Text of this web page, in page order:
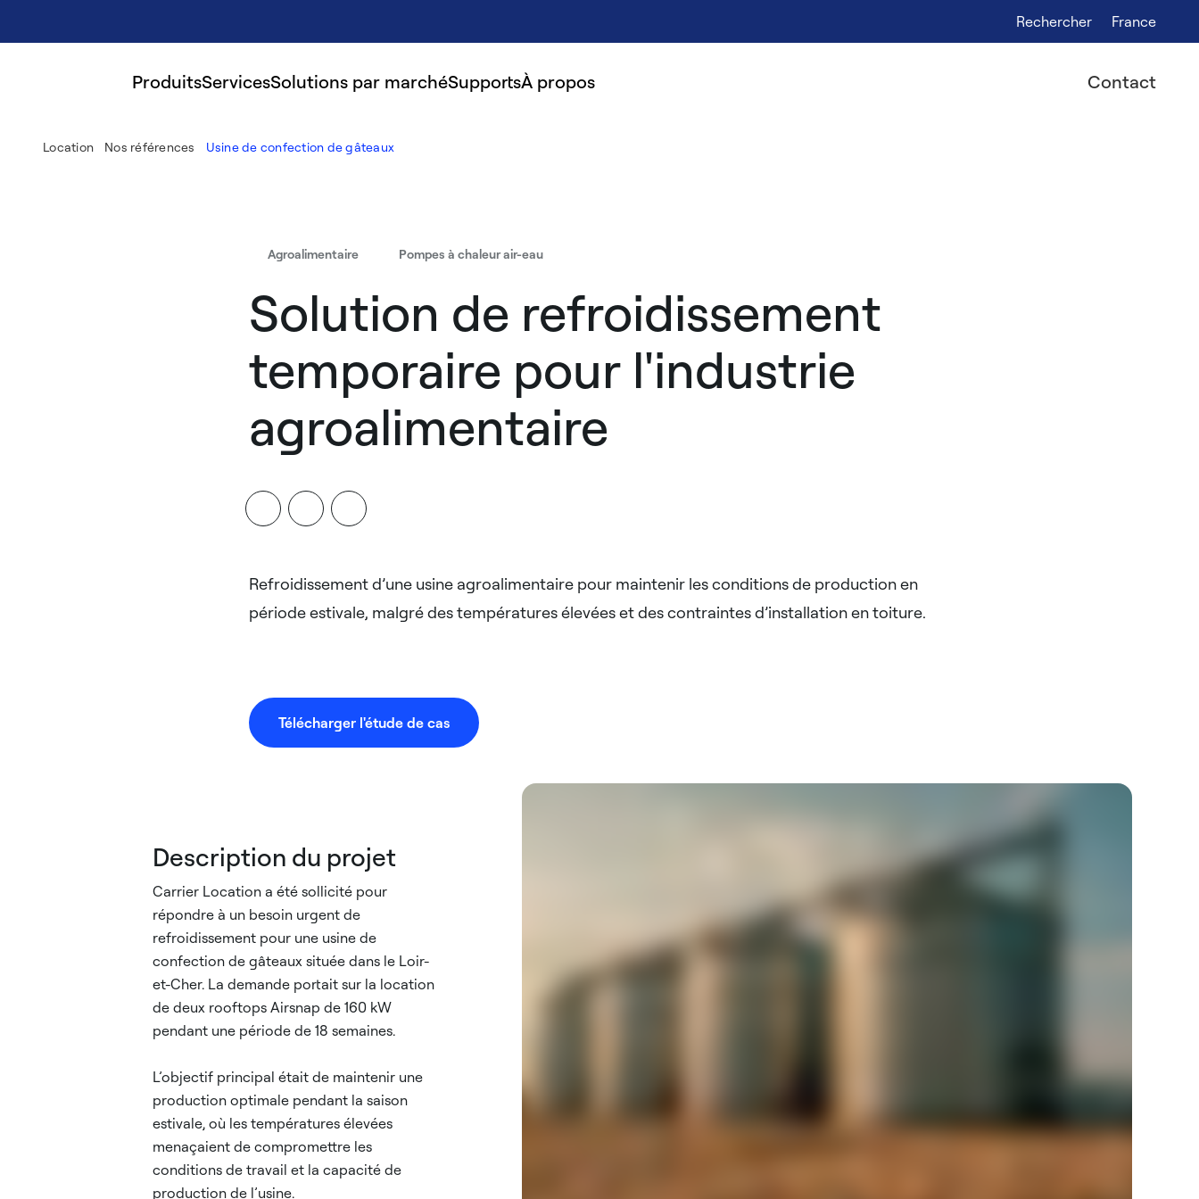
Rechercher France
ProduitsServicesSolutions par marchéSupportsÀ propos Contact
Location Nos références Usine de confection de gâteaux
Agroalimentaire Pompes à chaleur air-eau
Solution de refroidissement
temporaire pour l'industrie
agroalimentaire​
Refroidissement d’une usine agroalimentaire pour maintenir les conditions de production en
période estivale, malgré des températures élevées et des contraintes d’installation en toiture.
Télécharger l'étude de cas
Description du projet
Carrier Location a été sollicité pour
répondre à un besoin urgent de
refroidissement pour une usine de
confection de gâteaux située dans le Loir-
et-Cher. La demande portait sur la location
de deux rooftops Airsnap de 160 kW
pendant une période de 18 semaines.
L’objectif principal était de maintenir une
production optimale pendant la saison
estivale, où les températures élevées
menaçaient de compromettre les
conditions de travail et la capacité de
production de l’usine.